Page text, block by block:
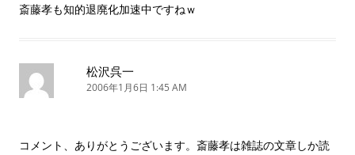
斎藤孝も知的退廃化加速中ですねｗ
松沢呉一
2006年1月6日 1:45 AM
コメント、ありがとうございます。斎藤孝は雑誌の文章しか読